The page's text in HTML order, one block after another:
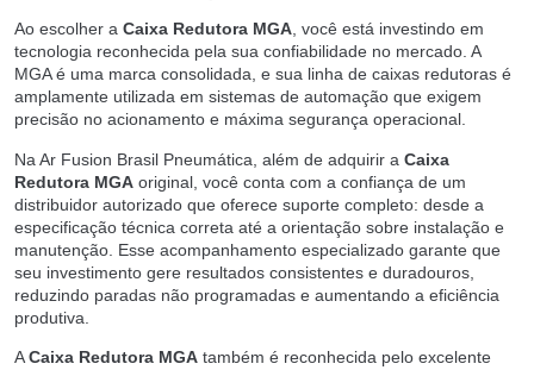
Ao escolher a Caixa Redutora MGA, você está investindo em
tecnologia reconhecida pela sua confiabilidade no mercado. A
MGA é uma marca consolidada, e sua linha de caixas redutoras é
amplamente utilizada em sistemas de automação que exigem
precisão no acionamento e máxima segurança operacional.
Na Ar Fusion Brasil Pneumática, além de adquirir a Caixa
Redutora MGA original, você conta com a confiança de um
distribuidor autorizado que oferece suporte completo: desde a
especificação técnica correta até a orientação sobre instalação e
manutenção. Esse acompanhamento especializado garante que
seu investimento gere resultados consistentes e duradouros,
reduzindo paradas não programadas e aumentando a eficiência
produtiva.
ACaixa Redutora MGA também é reconhecida pelo excelente